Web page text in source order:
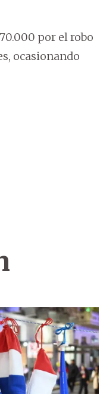
por el robo
ocasionando